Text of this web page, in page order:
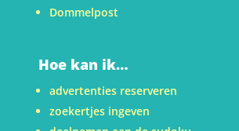
Dommelpost
Hoe kan ik…
advertenties reserveren
zoekertjes ingeven